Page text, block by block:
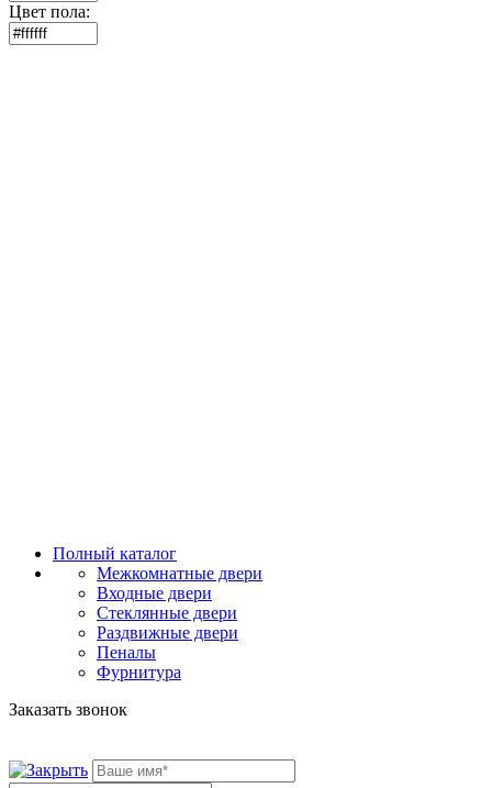
Цвет пола:
Полный каталог
Межкомнатные двери
Входные двери
Стеклянные двери
Раздвижные двери
Пеналы
Фурнитура
Заказать звонок